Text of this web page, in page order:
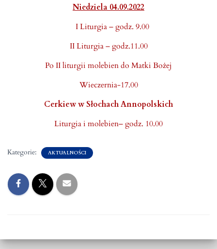
Niedziela 04.09.2022
I Liturgia – godz. 9.00
II Liturgia – godz.11.00
Po II liturgii molebien do Matki Bożej
Wieczernia-17.00
Cerkiew w Słochach Annopolskich
Liturgia i molebien– godz. 10.00
Kategorie: AKTUALNOŚCI